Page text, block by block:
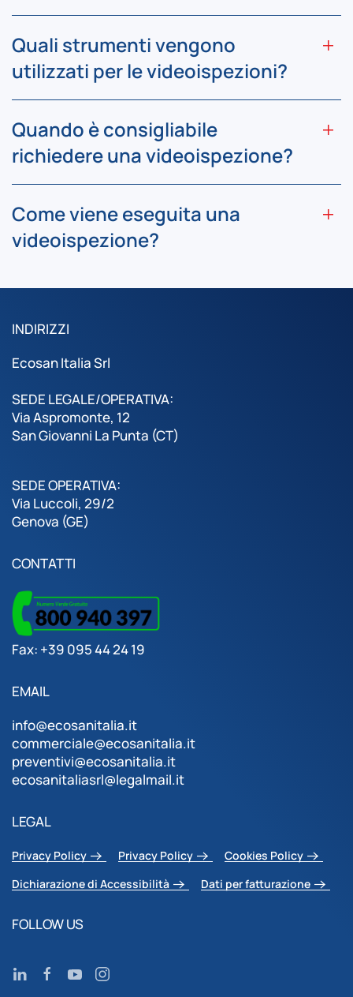
Quali strumenti vengono
utilizzati per le videoispezioni?
Quando è consigliabile
richiedere una videoispezione?
Come viene eseguita una
videoispezione?
INDIRIZZI
Ecosan Italia Srl
SEDE LEGALE/OPERATIVA:
Via Aspromonte, 12
San Giovanni La Punta (CT)
SEDE OPERATIVA:
Via Luccoli, 29/2
Genova (GE)
CONTATTI
Fax: +39 095 44 24 19
EMAIL
info@ecosanitalia.it
commerciale@ecosanitalia.it
preventivi@ecosanitalia.it
ecosanitaliasrl@legalmail.it
LEGAL
Privacy Policy Privacy Policy
Cookies Policy
Dichiarazione di Accessibilità
Dati per fatturazione
FOLLOW US